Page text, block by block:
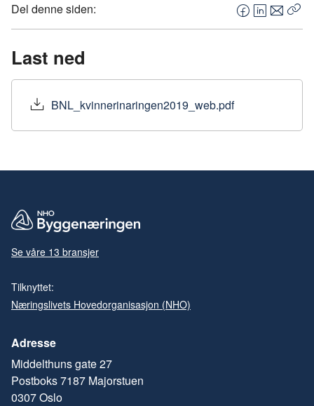
Del denne siden:
F
a
b
k
L
i
e
n
E
-
s
Last ned
BNL_kvinnerinaringen2019_web.pdf
Se våre 13 bransjer
Tilknyttet:
Næringslivets Hovedorganisasjon (NHO)
Adresse
Middelthuns gate 27
Postboks 7187 Majorstuen
0307 Oslo